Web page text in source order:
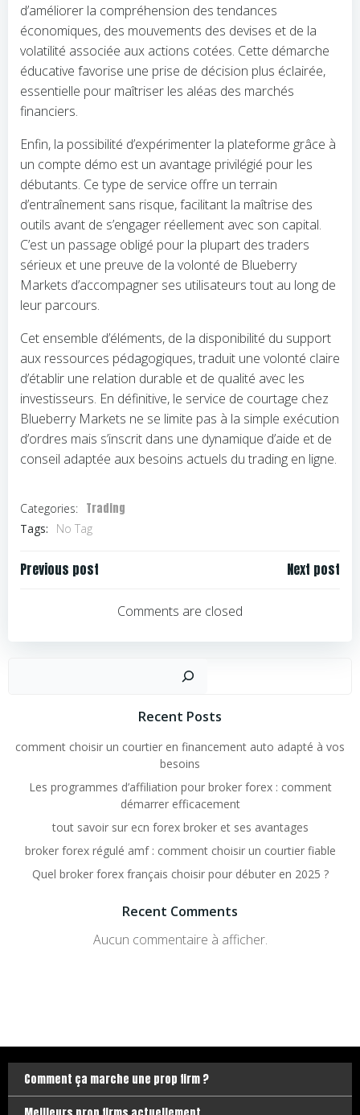
d’améliorer la compréhension des tendances
économiques, des mouvements des devises et de la
volatilité associée aux actions cotées. Cette démarche
éducative favorise une prise de décision plus éclairée,
essentielle pour maîtriser les aléas des marchés
financiers.
Enfin, la possibilité d’expérimenter la plateforme grâce à
un compte démo est un avantage privilégié pour les
débutants. Ce type de service offre un terrain
d’entraînement sans risque, facilitant la maîtrise des
outils avant de s’engager réellement avec son capital.
C’est un passage obligé pour la plupart des traders
sérieux et une preuve de la volonté de Blueberry
Markets d’accompagner ses utilisateurs tout au long de
leur parcours.
Cet ensemble d’éléments, de la disponibilité du support
aux ressources pédagogiques, traduit une volonté claire
d’établir une relation durable et de qualité avec les
investisseurs. En définitive, le service de courtage chez
Blueberry Markets ne se limite pas à la simple exécution
d’ordres mais s’inscrit dans une dynamique d’aide et de
conseil adaptée aux besoins actuels du trading en ligne.
Categories: Trading
Tags: No Tag
Navigation
Previous post
l’article
Next post
Comments are closed
Rechercher
Recent Posts
comment choisir un courtier en financement auto adapté à vos
besoins
Les programmes d’affiliation pour broker forex : comment
démarrer efficacement
tout savoir sur ecn forex broker et ses avantages
broker forex régulé amf : comment choisir un courtier fiable
Quel broker forex français choisir pour débuter en 2025 ?
Recent Comments
Aucun commentaire à afficher.
Comment ça marche une prop firm ?